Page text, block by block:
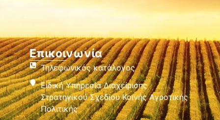
Επικοινωνία
Τηλεφωνικός κατάλογος
Ειδική Υπηρεσία Διαχείρισης
Στρατηγικού Σχεδίου Κοινής Αγροτικής
Πολιτικής